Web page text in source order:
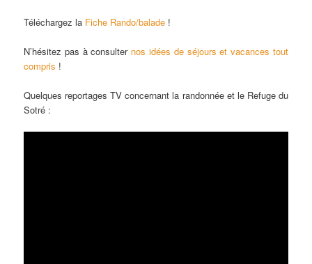
Téléchargez la Fiche Rando/balade !
N’hésitez pas à consulter nos idées de séjours et vacances tout
compris !
Quelques reportages TV concernant la randonnée et le Refuge du
Sotré :